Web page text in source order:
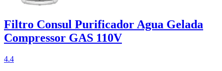
Filtro Consul Purificador Agua Gelada
Compressor GAS 110V
4.4